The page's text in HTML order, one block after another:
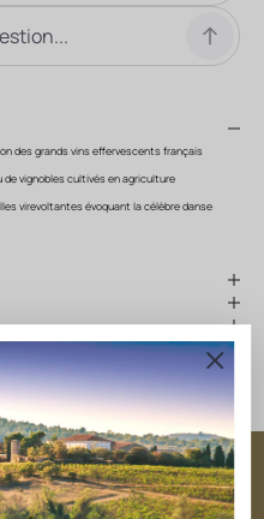
des grands vins effervescents français
vignobles cultivés en agriculture
virevoltantes évoquant la célèbre danse